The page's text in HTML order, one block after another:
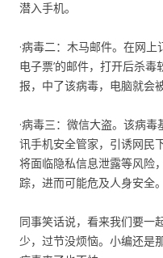
潜入手机。
·病毒二：木马邮件。在网
电子票’的邮件，打开后杀
报，中了该病毒，电脑就会
·病毒三：微信大盗。该病
讯手机安全管家，引诱网民
将面临隐私信息泄露等风险
踪，进而可能危及人身安全。
同事笑话说，看来我们要一
少，过节没烦恼。小编还是